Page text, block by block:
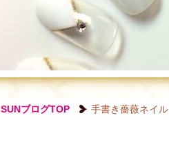
SUNブログTOP 手書き薔薇ネイル